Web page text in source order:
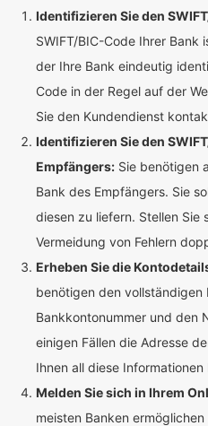
Identifizieren Sie den
SWIFT/BIC-Code Ihrer Bank
der Ihre Bank eindeutig
Code in der Regel auf der
Sie den Kundendienst
Identifizieren Sie den
Empfängers: Sie benötigen
Bank des Empfängers. Sie
diesen zu liefern. Stellen Sie
Vermeidung von Fehlern
Erheben Sie die
benötigen den vollständigen
Bankkontonummer und den
einigen Fällen die Adresse
Ihnen all diese Informationen
Melden Sie sich in Ihrem
meisten Banken